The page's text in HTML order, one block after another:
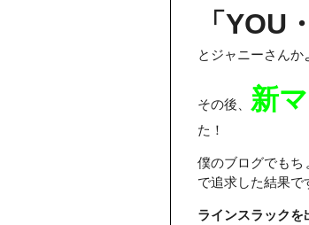
「YOU
とジャニーさん
その後、 新
た！
僕のブログでもち
で追求した結果で
ラインスラックを